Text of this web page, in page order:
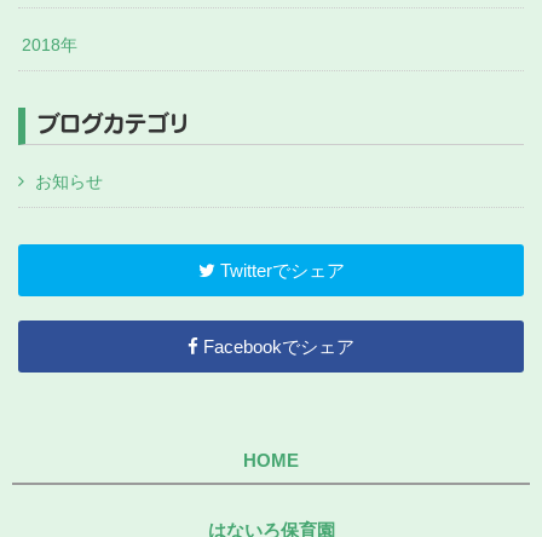
2018年
ブログカテゴリ
お知らせ
Twitterでシェア
Facebookでシェア
HOME
はないろ保育園